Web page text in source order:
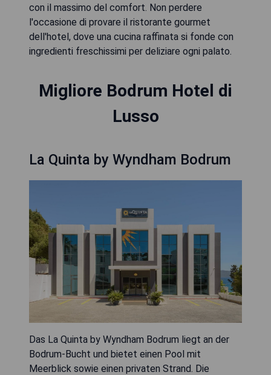
con il massimo del comfort. Non perdere
l'occasione di provare il ristorante gourmet
dell'hotel, dove una cucina raffinata si fonde con
ingredienti freschissimi per deliziare ogni palato.
Migliore Bodrum Hotel di
Lusso
La Quinta by Wyndham Bodrum
Das La Quinta by Wyndham Bodrum liegt an der
Bodrum-Bucht und bietet einen Pool mit
Meerblick sowie einen privaten Strand. Die